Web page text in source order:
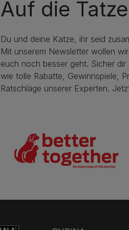
Auf die
Du und deine Katze, ihr seid
Mit unserem Newsletter wollen
euch noch besser geht. Sicher
wie tolle Rabatte, Gewinnspiele,
Ratschläge unserer Experten.